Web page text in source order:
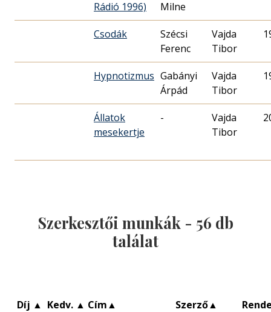
Rádió 1996)
Milne
Csodák
Szécsi
Ferenc
Vajda
Tibor
Hypnotizmus Gabányi
Árpád
Vajda
Tibor
Állatok
mesekertje
-
Vajda
Tibor
Szerkesztői munkák - 56 db
találat
Díj ▲ Kedv. ▲ Cím▲ Szerző▲